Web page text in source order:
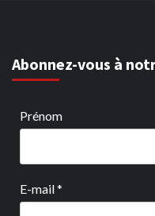
Abonnez-vous à
Prénom
E-mail*